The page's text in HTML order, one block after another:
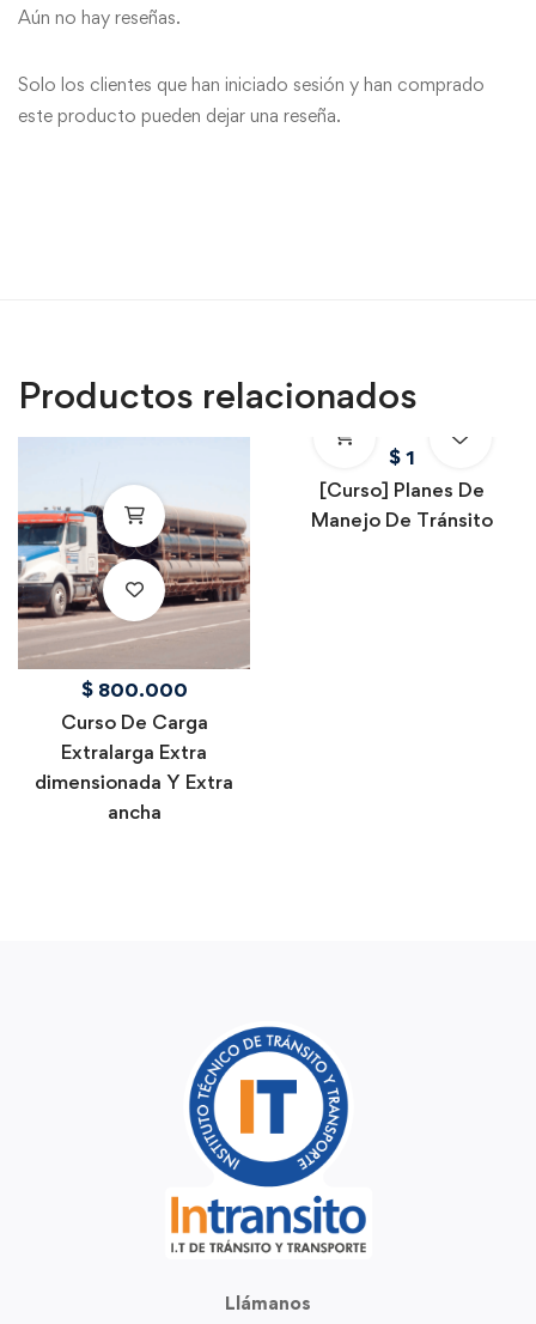
Aún no hay reseñas.
Solo los clientes que han iniciado sesión y han comprado
este producto pueden dejar una reseña.
Productos relacionados
$800.000
Curso De Carga
Extralarga Extra
dimensionada Y Extra
ancha
$ 1
[Curso] Planes De
Manejo De Tránsito
Llámanos